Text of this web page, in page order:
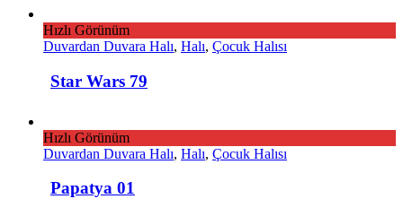
Hızlı Görünüm
Duvardan Duvara Halı, Halı, Çocuk Halısı
Star Wars 79
Hızlı Görünüm
Duvardan Duvara Halı, Halı, Çocuk Halısı
Papatya 01